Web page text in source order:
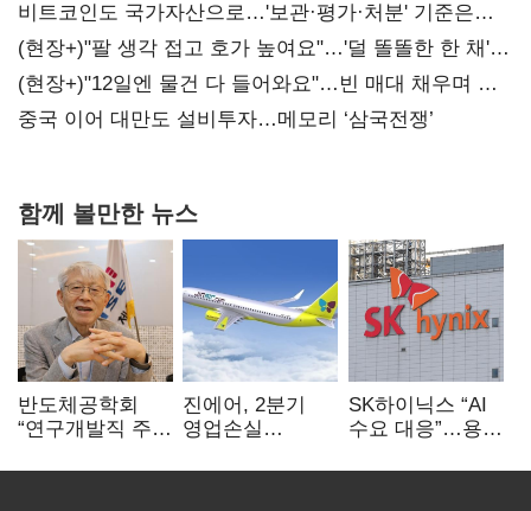
비트코인도 국가자산으로…'보관·평가·처분' 기준은
숙제
(현장+)"팔 생각 접고 호가 높여요"…'덜 똘똘한 한 채'
20억 키맞추기
(현장+)"12일엔 물건 다 들어와요"…빈 매대 채우며 문
연 홈플러스
중국 이어 대만도 설비투자…메모리 ‘삼국전쟁’
함께 볼만한 뉴스
반도체공학회
“연구개발직 주
개선해야”
진에어, 2분기
영업손실
상승 여파
SK하이닉스 “AI
수요 대응”…용인
투자